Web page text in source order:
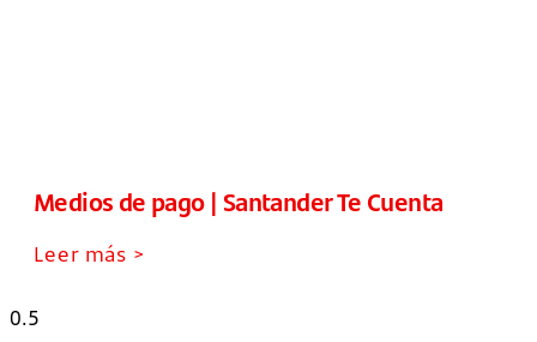
Medios de pago | Santander Te Cuenta
Leer más >